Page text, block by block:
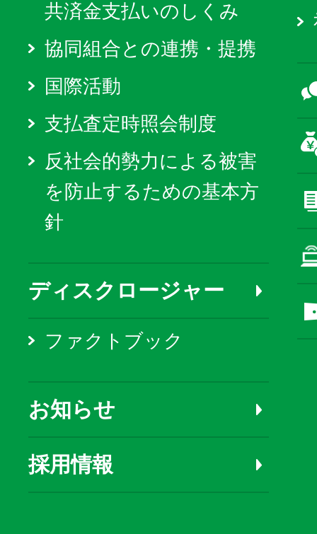
共済金支払いのしくみ
協同組合との連携・提携
国際活動
支払査定時照会制度
反社会的勢力による被害
を防止するための基本方
針
ディスクロージャー
ファクトブック
お知らせ
採用情報